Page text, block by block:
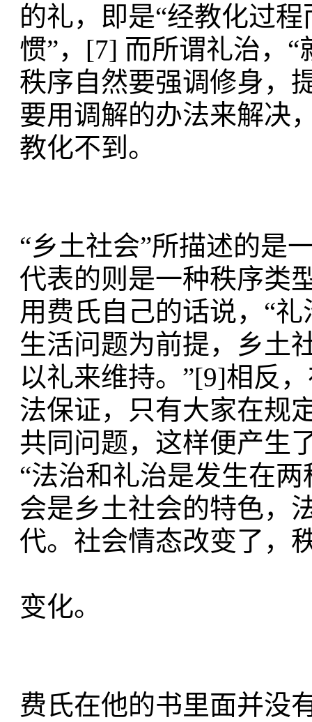
的礼，即是“经教化过
惯”，[7] 而所谓礼治，
秩序自然要强调修身，
要用调解的办法来解决
教化不到。
“乡土社会”所描述的是
代表的则是一种秩序类
用费氏自己的话说，“
生活问题为前提，乡土
以礼来维持。”[9]相反
法保证，只有大家在规
共同问题，这样便产生
“法治和礼治是发生在
会是乡土社会的特色，
代。社会情态改变了，
变化。
费氏在他的书里面并没